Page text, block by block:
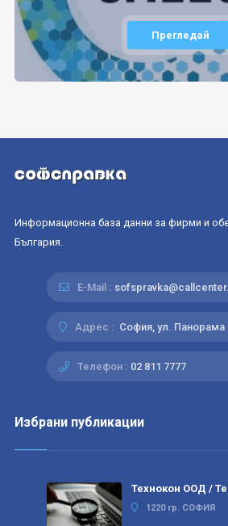
Прегледай
Информационна база данни за фирми и
България.
E-Mail :
Адрес : София, ул.
Телефон : 02 811 7777
Избрани публикации
Технокон ООД /
1220 гр. СОФИЯ